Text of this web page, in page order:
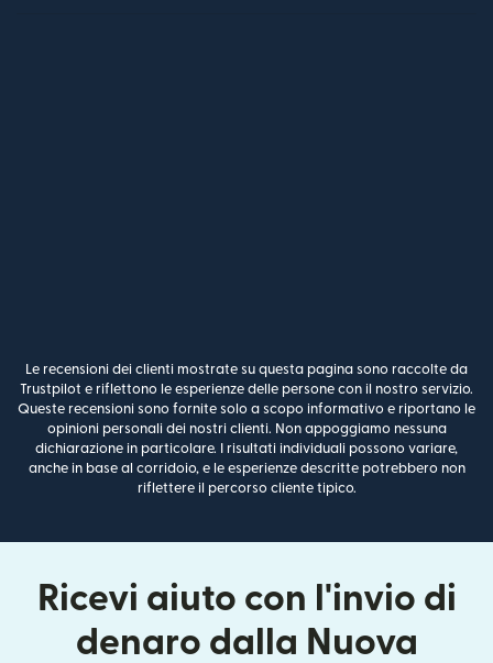
Le recensioni dei clienti mostrate su questa pagina sono raccolte da
Trustpilot e riflettono le esperienze delle persone con il nostro servizio.
Queste recensioni sono fornite solo a scopo informativo e riportano le
opinioni personali dei nostri clienti. Non appoggiamo nessuna
dichiarazione in particolare. I risultati individuali possono variare,
anche in base al corridoio, e le esperienze descritte potrebbero non
riflettere il percorso cliente tipico.
Ricevi aiuto con l'invio di
denaro dalla Nuova